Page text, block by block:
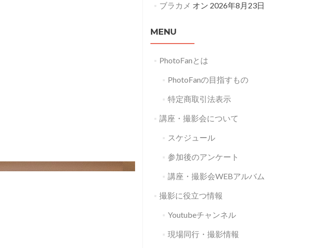
ブラカメ オン 2026年8月23日
MENU
PhotoFanとは
PhotoFanの目指すもの
特定商取引法表示
講座・撮影会について
スケジュール
参加後のアンケート
講座・撮影会WEBアルバム
撮影に役立つ情報
Youtubeチャンネル
現場同行・撮影情報